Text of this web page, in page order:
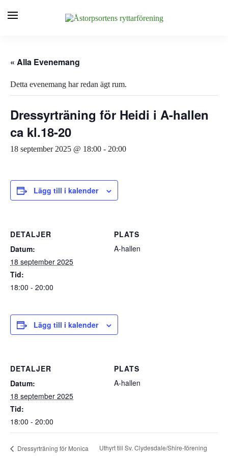
« Alla Evenemang
Detta evenemang har redan ägt rum.
Dressyrträning för Heidi i A-hallen
ca kl.18-20
18 september 2025 @ 18:00 - 20:00
Lägg till i kalender
DETALJER
Datum:
18 september 2025
Tid:
18:00 - 20:00
PLATS
A-hallen
Lägg till i kalender
DETALJER
Datum:
18 september 2025
Tid:
18:00 - 20:00
PLATS
A-hallen
Dressyrträning för Monica
Uthyrt till Sv. Clydesdale/Shire-förening